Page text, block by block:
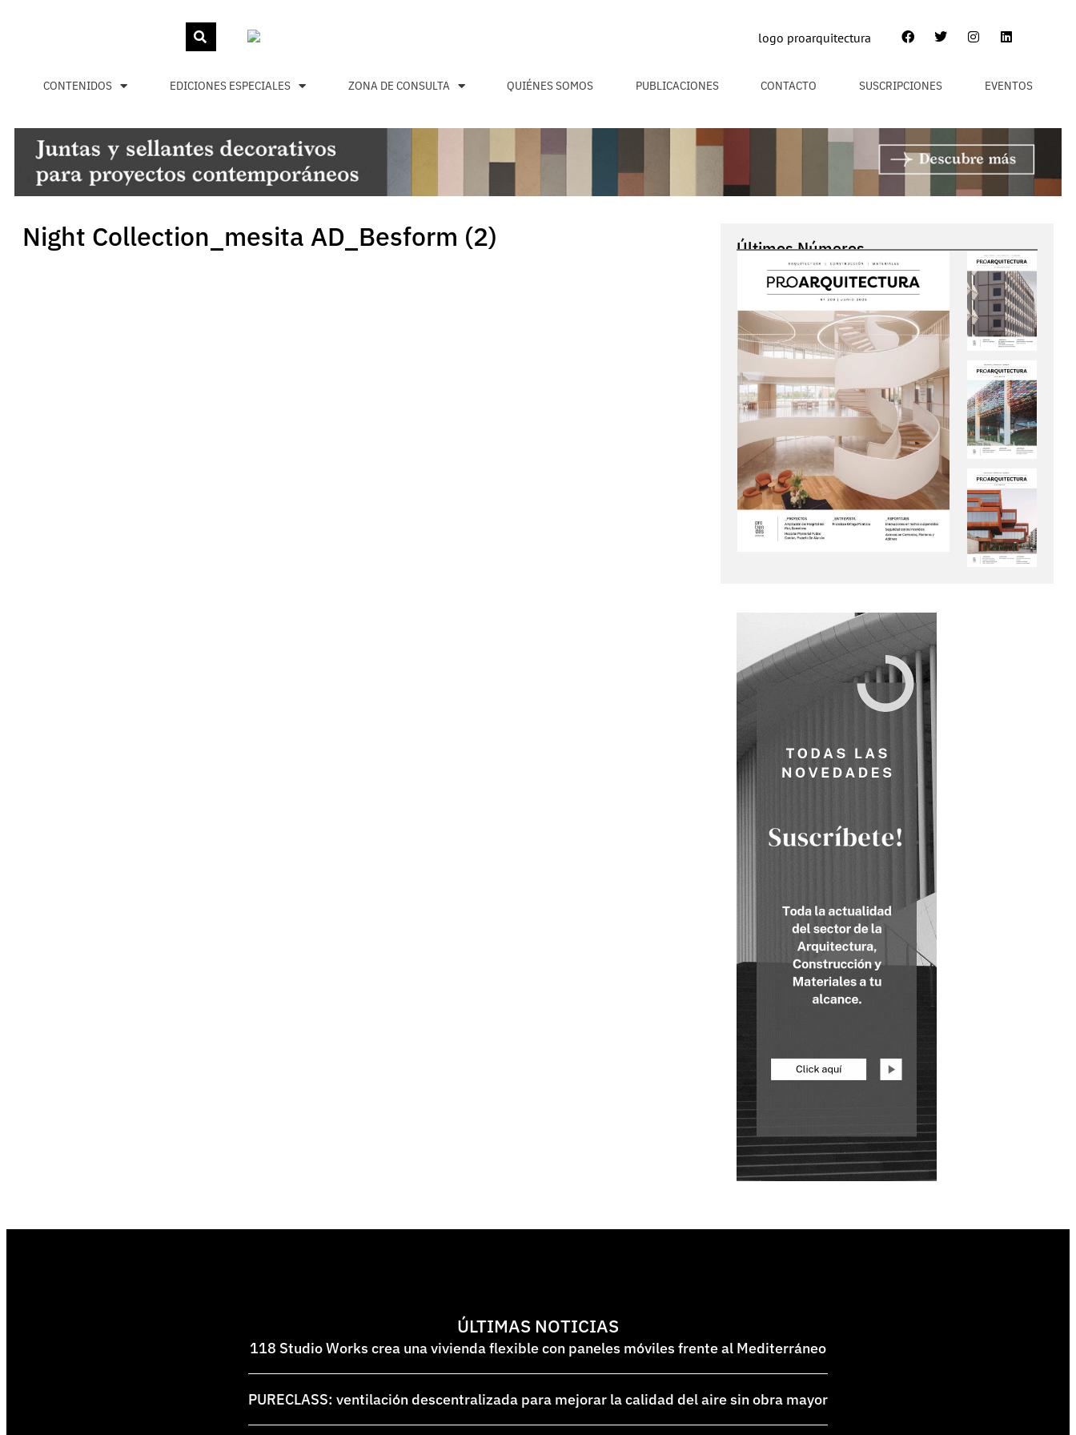
CONTENIDOS EDICIONES ESPECIALES ZONA DE CONSULTA QUIÉNES SOMOS PUBLICACIONES CONTACTO SUSCRIPCIONES EVENTOS
Night Collection_mesita AD_Besform (2) Últimos Números
ÚLTIMAS NOTICIAS
118 Studio Works crea una vivienda flexible con paneles móviles frente al Mediterráneo
PURECLASS: ventilación descentralizada para mejorar la calidad del aire sin obra mayor